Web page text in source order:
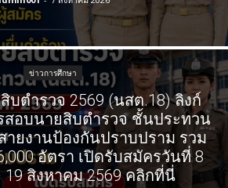
ข่าวการศึกษา
ตำรวจ 2569 (นสต.18) ลิงก์
สอบนายสิบตำรวจ ชั้นประทวน
ายงานป้องกันปราบปราม รวม
อัตรา เปิดรับสมัครวันที่ 8
สิงหาคม 2569 คลิกที่นี่